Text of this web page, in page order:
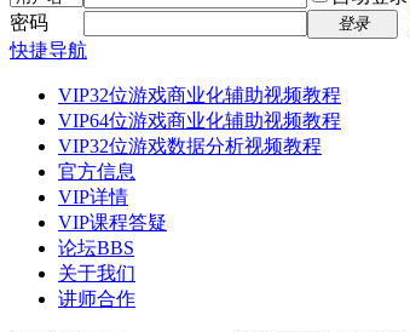
密码
登录
快捷导航
VIP32位游戏商业化辅助视频教程
VIP64位游戏商业化辅助视频教程
VIP32位游戏数据分析视频教程
官方信息
VIP详情
VIP课程答疑
论坛BBS
关于我们
讲师合作